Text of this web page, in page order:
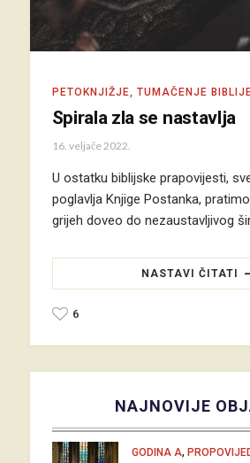
PETOKNJIŽJE TUMAČENJE
Spirala zla se nastavlja
16. veljače 2022.
U ostatku biblijske prapovijesti,
poglavlja Knjige Postanka,
grijeh doveo do nezaustavljivog
NASTAVI ČITATI
6
NAJNOVIJE
GODINA A,